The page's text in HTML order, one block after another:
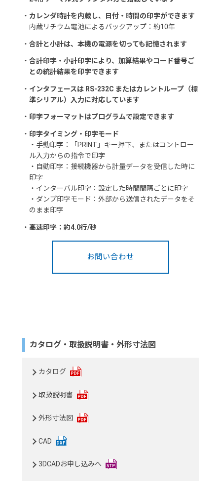
・ カレンダ時計を内蔵し、日付・時間の印字ができます
内蔵リチウム電池によるバックアップ：約10年
・ 合計と小計は、本機の電源を切っても記憶されます
・ 合計印字・小計印字により、加算結果やコード番号ご
との統計結果を印字できます
・ インタフェースは RS-232C またはカレントループ（標
準シリアル）入力に対応しています
・ 印字フォーマットはプログラムで設定できます
・ 印字タイミング・印字モード
・手動印字：「PRINT」キー押下、またはコントロー
ル入力からの指令で印字
・自動印字：接続機器から計量データを受信した時に
印字
・インターバル印字：設定した時間間隔ごとに印字
・ダンプ印字モード：外部から送信されたデータをそ
のまま印字
・ 高速印字：約4.0行/秒
お問い合わせ
カタログ・取扱説明書・外形寸法図
カタログ
取扱説明書
外形寸法図
CAD
3DCADお申し込みへ